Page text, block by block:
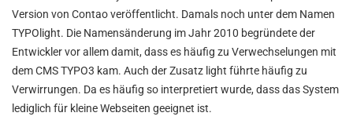
Version von Contao veröffentlicht. Damals noch unter dem Namen
TYPOlight. Die Namensänderung im Jahr 2010 begründete der
Entwickler vor allem damit, dass es häufig zu Verwechselungen mit
dem CMS TYPO3 kam. Auch der Zusatz light führte häufig zu
Verwirrungen. Da es häufig so interpretiert wurde, dass das System
lediglich für kleine Webseiten geeignet ist.